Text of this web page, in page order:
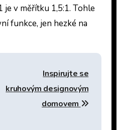
je v měřítku 1,5:1. Tohle
funkce, jen hezké na
Inspirujte se
kruhovým designovým
domovem